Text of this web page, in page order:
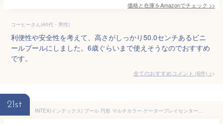
価格と在庫をAmazonでチェック >>
コーヒーさん(40代・男性)
利便性や安全性を考えて、高さがしっかり50.0センチあるビニ
ールプールにしました。6歳ぐらいまで使えそうなのでおすすめ
です。
全てのおすすめコメント (6件) >
21st
INTEX(インテックス) プール 円形 マルチカラー ゲータープレイセンター 201×170×84cm [日本正規品] 57165